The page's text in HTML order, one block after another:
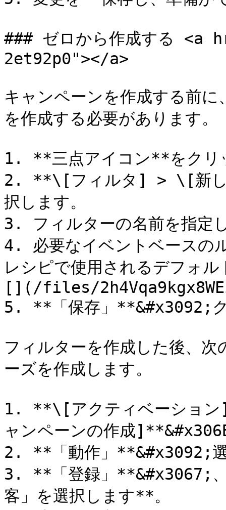
### ゼロから作成する
2et92p0"></a>
キャンペーンを作成する前
を作成する必要があります。
1. **三点アイコン**をクリ
2. **\[フィルタ] > \[新し
択します。
3. フィルターの名前を指定
4. 必要なイベントベースの
レシピで使用されるデフォ
[](/files/
5. **「保存」**&#x3092;ク
フィルターを作成した後、
ーズを作成します。
1. **\[アクティベーショ
ャンペーンの作成
2. **「動作」**&#x3092;選
3. **「登録」**&#x3067;
客」を選択します**。